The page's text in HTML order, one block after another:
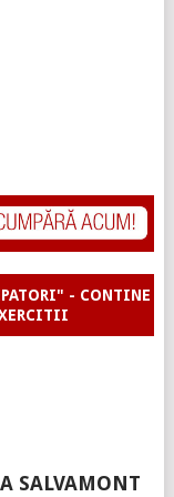
- CONTINE
SALVAMONT